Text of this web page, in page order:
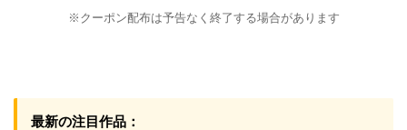
※クーポン配布は予告なく終了する場合があります
最新の注目作品：